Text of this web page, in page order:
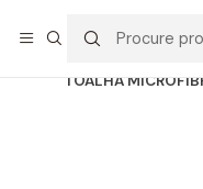
TOALHA